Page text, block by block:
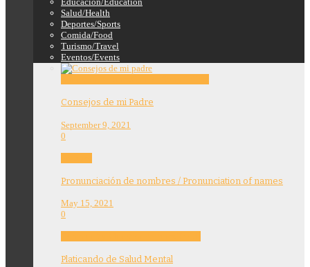
Salud/Health
Deportes/Sports
Comida/Food
Turismo/Travel
Eventos/Events
Consejos de mi Padre
September 9, 2021
0
Pronunciación de nombres / Pronunciation of names
May 15, 2021
0
Platicando de Salud Mental